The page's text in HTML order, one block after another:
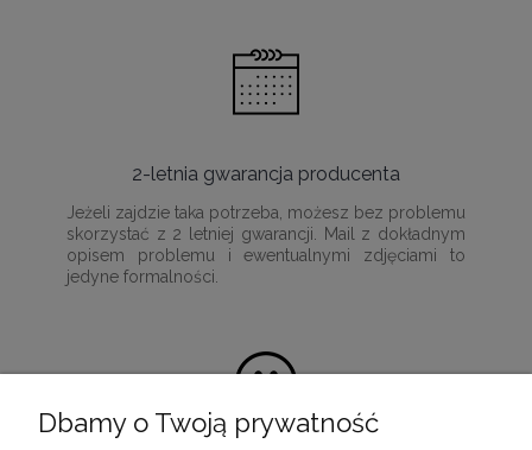
2-letnia gwarancja producenta
Jeżeli zajdzie taka potrzeba, możesz bez problemu
skorzystać z 2 letniej gwarancji. Mail z dokładnym
opisem problemu i ewentualnymi zdjęciami to
jedyne formalności.
Dbamy o Twoją prywatność